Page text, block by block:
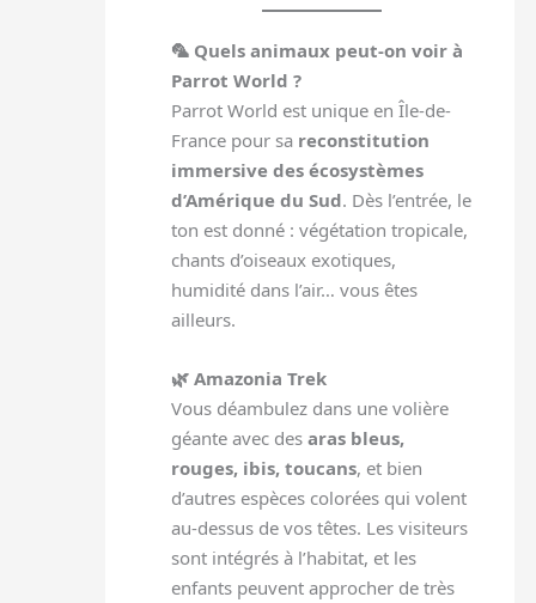
🦜 Quels animaux peut-on voir à
Parrot World ?
Parrot World est unique en Île-de-
France pour sa reconstitution
immersive des écosystèmes
d’Amérique du Sud. Dès l’entrée, le
ton est donné : végétation tropicale,
chants d’oiseaux exotiques,
humidité dans l’air… vous êtes
ailleurs.
🌿 Amazonia Trek
Vous déambulez dans une volière
géante avec desaras bleus,
rouges, ibis, toucans, et bien
d’autres espèces colorées qui volent
au-dessus de vos têtes. Les visiteurs
sont intégrés à l’habitat, et les
enfants peuvent approcher de très